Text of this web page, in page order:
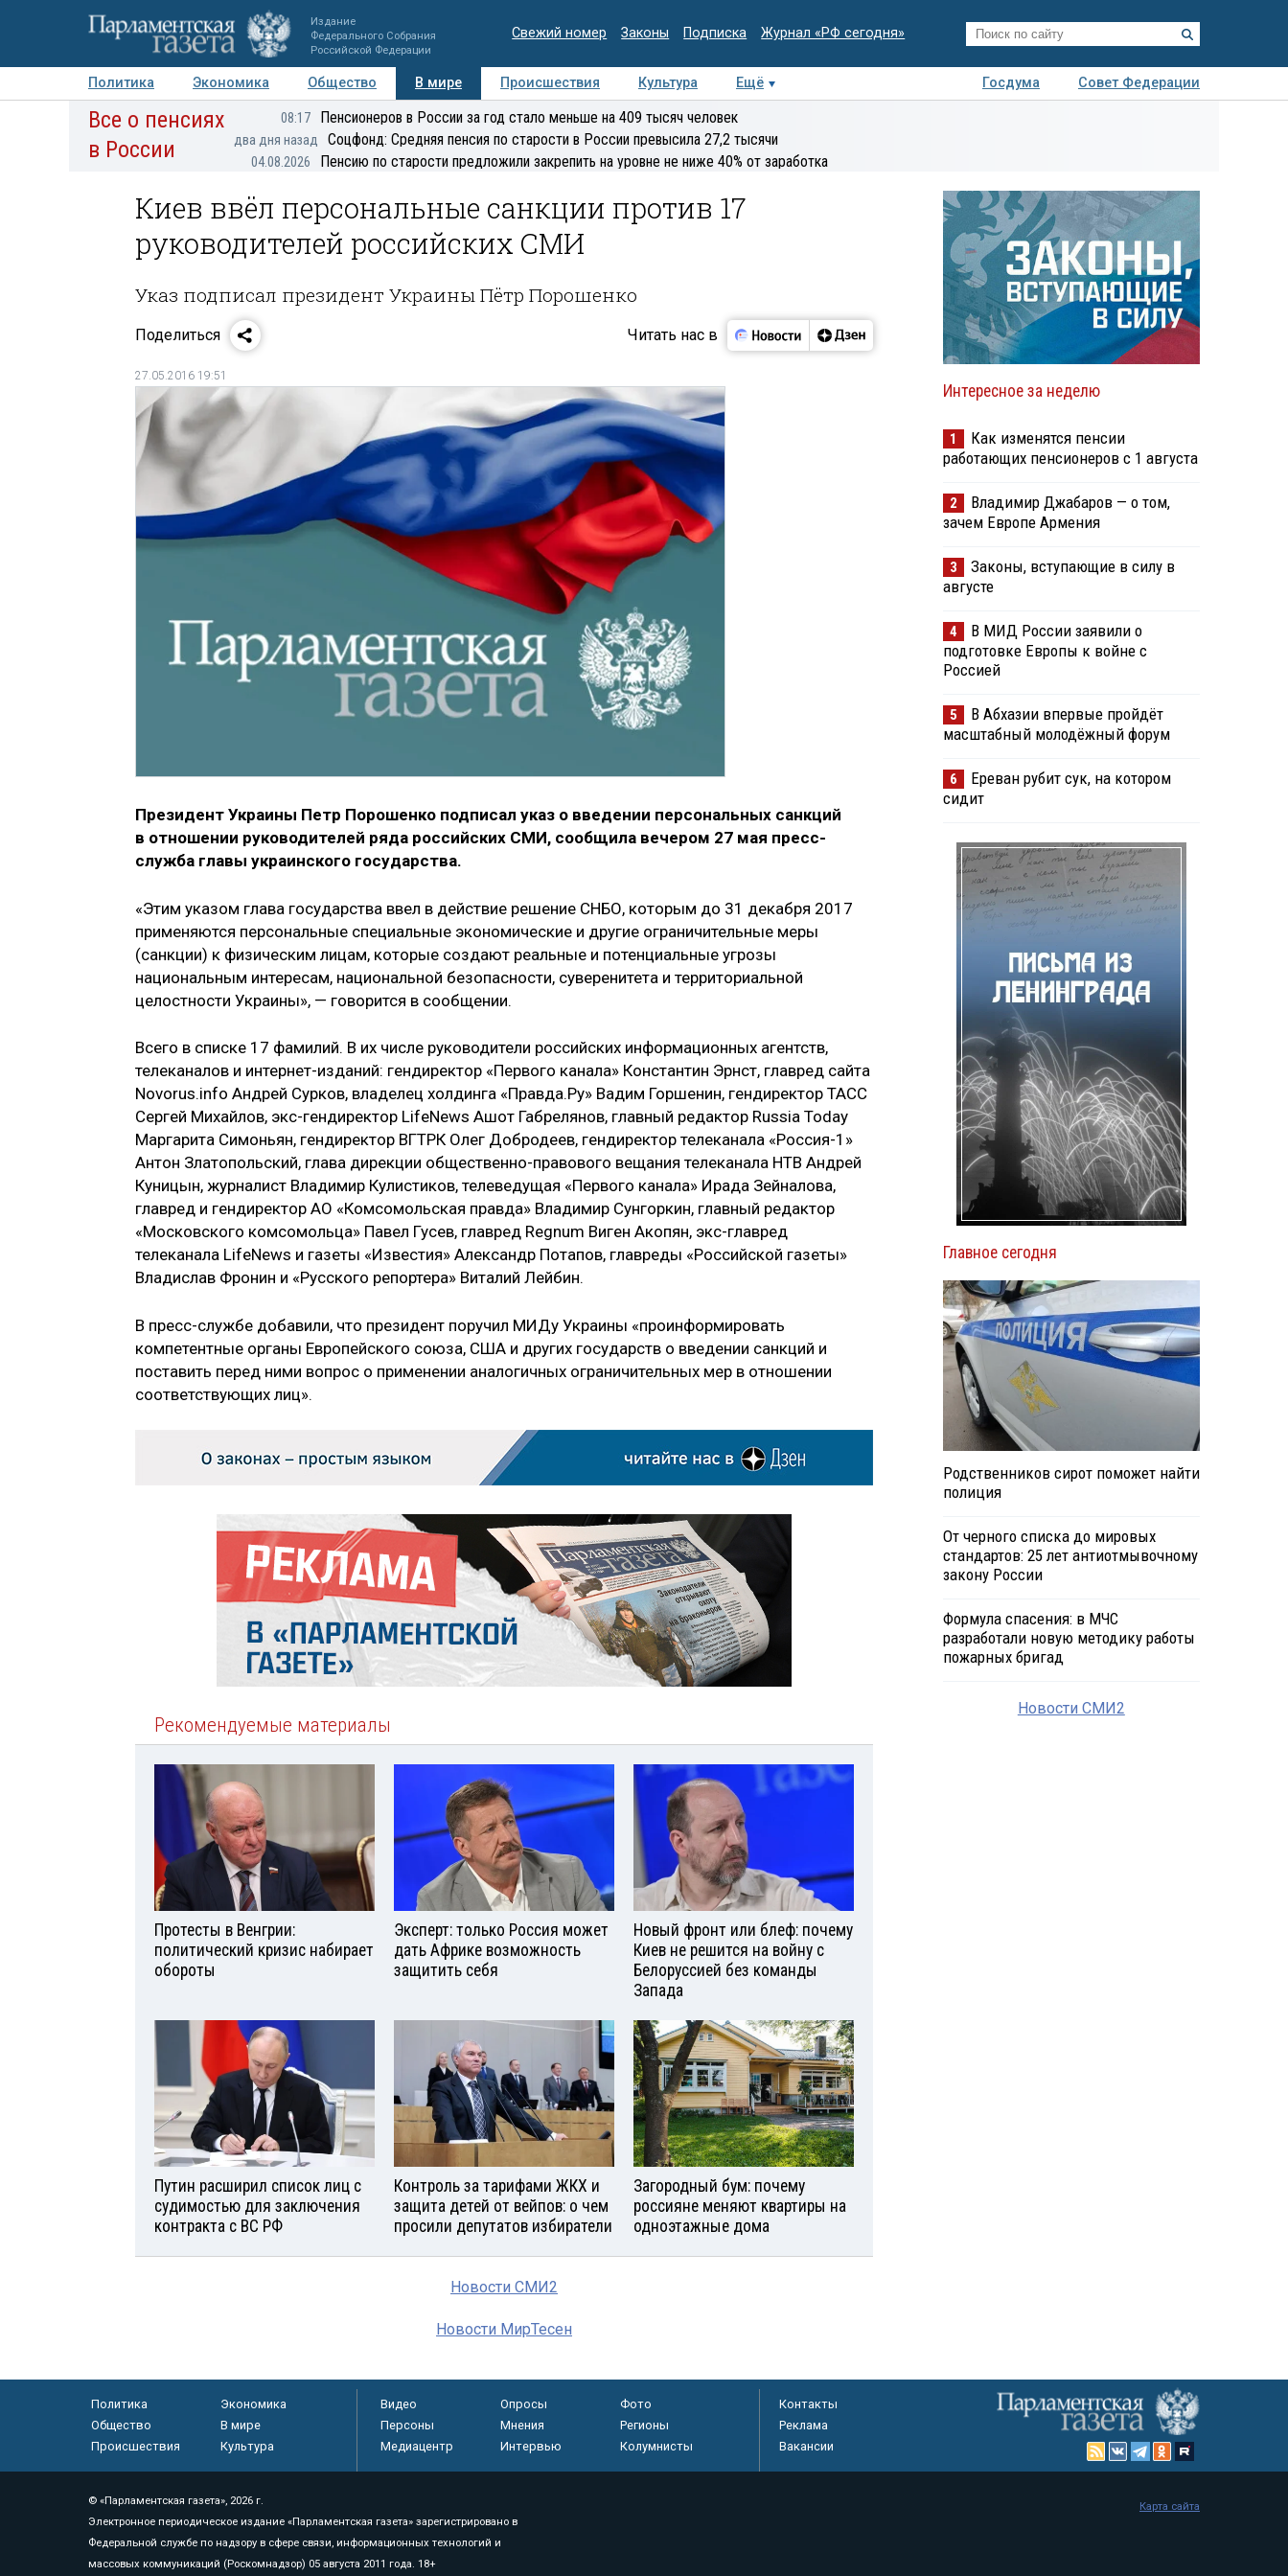
Издание
Федерального Собрания
Российской Федерации
Свежий номер Законы Подписка Журнал «РФ сегодня»
Политика Экономика Общество В мире Происшествия Культура Ещё Госдума
Совет Федерации
Авторы Персоны Мнения Регионы Медиацентр Интервью Колумнисты
Все о пенсиях
в России
08:17 Пенсионеров в России за год стало меньше на 409 тысяч человек
два дня назад Соцфонд: Средняя пенсия по старости в России превысила 27,2 тысячи
04.08.2026 Пенсию по старости предложили закрепить на уровне не ниже 40% от заработка
Киев ввёл персональные санкции против 17
руководителей российских СМИ
Указ подписал президент Украины Пётр Порошенко
Поделиться Читать нас в
27.05.2016 19:51
Президент Украины Петр Порошенко подписал указ о введении персональных санкций
в отношении руководителей ряда российских СМИ, сообщила вечером 27 мая пресс-
служба главы украинского государства.
«Этим указом глава государства ввел в действие решение СНБО, которым до 31 декабря 2017
применяются персональные специальные экономические и другие ограничительные меры
(санкции) к физическим лицам, которые создают реальные и потенциальные угрозы
национальным интересам, национальной безопасности, суверенитета и территориальной
целостности Украины», — говорится в сообщении.
Всего в списке 17 фамилий. В их числе руководители российских информационных агентств,
телеканалов и интернет-изданий: гендиректор «Первого канала» Константин Эрнст, главред сайта
Novorus.info Андрей Сурков, владелец холдинга «Правда.Ру» Вадим Горшенин, гендиректор ТАСС
Сергей Михайлов, экс-гендиректор LifeNews Ашот Габрелянов, главный редактор Russia Today
Маргарита Симоньян, гендиректор ВГТРК Олег Добродеев, гендиректор телеканала «Россия-1»
Антон Златопольский, глава дирекции общественно-правового вещания телеканала НТВ Андрей
Куницын, журналист Владимир Кулистиков, телеведущая «Первого канала» Ирада Зейналова,
главред и гендиректор АО «Комсомольская правда» Владимир Сунгоркин, главный редактор
«Московского комсомольца» Павел Гусев, главред Regnum Виген Акопян, экс-главред
телеканала LifeNews и газеты «Известия» Александр Потапов, главреды «Российской газеты»
Владислав Фронин и «Русского репортера» Виталий Лейбин.
В пресс-службе добавили, что президент поручил МИДу Украины «проинформировать
компетентные органы Европейского союза, США и других государств о введении санкций и
поставить перед ними вопрос о применении аналогичных ограничительных мер в отношении
соответствующих лиц».
Рекомендуемые материалы
Протесты в Венгрии:
политический кризис набирает
обороты
Эксперт: только Россия может
дать Африке возможность
защитить себя
Новый фронт или блеф: почему
Киев не решится на войну с
Белоруссией без команды
Запада
Путин расширил список лиц с
судимостью для заключения
контракта с ВС РФ
Контроль за тарифами ЖКХ и
защита детей от вейпов: о чем
просили депутатов избиратели
Загородный бум: почему
россияне меняют квартиры на
одноэтажные дома
Новости СМИ2
Новости МирТесен
Интересное за неделю
1
Как изменятся пенсии
работающих пенсионеров с 1 августа
2
Владимир Джабаров — о том,
зачем Европе Армения
3
Законы, вступающие в силу в
августе
4
В МИД России заявили о
подготовке Европы к войне с
Россией
5
В Абхазии впервые пройдёт
масштабный молодёжный форум
6
Ереван рубит сук, на котором
сидит
Главное сегодня
Родственников сирот поможет найти
полиция
От черного списка до мировых
стандартов: 25 лет антиотмывочному
закону России
Формула спасения: в МЧС
разработали новую методику работы
пожарных бригад
Новости СМИ2
Политика
Экономика
Общество
В мире
Происшествия
Культура
Видео Опросы
Фото
Персоны
Мнения
Регионы
Медиацентр
Интервью Колумнисты
Контакты
Реклама
Вакансии
© «Парламентская газета», 2026 г.
Электронное периодическое издание «Парламентская газета» зарегистрировано в
Федеральной службе по надзору в сфере связи, информационных технологий и
массовых коммуникаций (Роскомнадзор) 05 августа 2011 года. 18+
Карта сайта